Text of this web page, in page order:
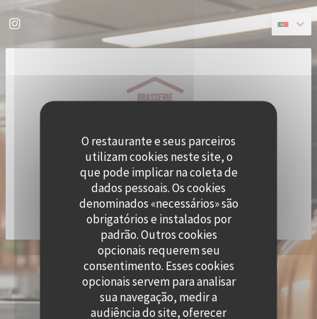
Painel de Gerenciamento de Cookies
O restaurante e seus parceiros
utilizam cookies neste site, o
que pode implicar na coleta de
dados pessoais. Os cookies
denominados «necessários» são
obrigatórios e instalados por
padrão. Outros cookies
opcionais requerem seu
consentimento. Esses cookies
opcionais servem para analisar
sua navegação, medir a
audiência do site, oferecer
Instagram ((abre numa nova janela))
© 2026 QUAI OUEST — WEBSITE DO RESTAURANTE CRIADO POR ZENCHEF
AVISO LEGAL
((ABRE NUMA NOVA JANELA))
TERMOS DE UTILIZAÇÃO
((ABRE NUMA NOVA JANELA))
POLÍTICA DE PROTEÇÃO DE DADOS PESSOAIS
((ABRE NUMA NOVA JANELA))
POLÍTICA DE COOKIES
ACESSIBILIDADE